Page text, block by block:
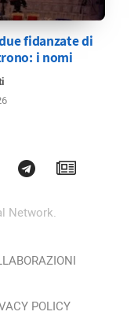
fidanzate di
i nomi
Network.
POLICY